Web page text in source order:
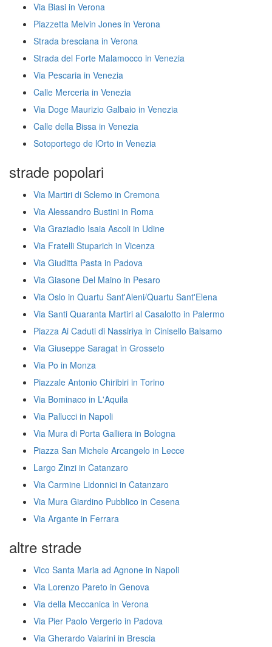
Via Biasi in Verona
Piazzetta Melvin Jones in Verona
Strada bresciana in Verona
Strada del Forte Malamocco in Venezia
Via Pescaria in Venezia
Calle Merceria in Venezia
Via Doge Maurizio Galbaio in Venezia
Calle della Bissa in Venezia
Sotoportego de lOrto in Venezia
strade popolari
Via Martiri di Sclemo in Cremona
Via Alessandro Bustini in Roma
Via Graziadio Isaia Ascoli in Udine
Via Fratelli Stuparich in Vicenza
Via Giuditta Pasta in Padova
Via Giasone Del Maino in Pesaro
Via Oslo in Quartu Sant'Aleni/Quartu Sant'Elena
Via Santi Quaranta Martiri al Casalotto in Palermo
Piazza Ai Caduti di Nassiriya in Cinisello Balsamo
Via Giuseppe Saragat in Grosseto
Via Po in Monza
Piazzale Antonio Chiribiri in Torino
Via Bominaco in L'Aquila
Via Pallucci in Napoli
Via Mura di Porta Galliera in Bologna
Piazza San Michele Arcangelo in Lecce
Largo Zinzi in Catanzaro
Via Carmine Lidonnici in Catanzaro
Via Mura Giardino Pubblico in Cesena
Via Argante in Ferrara
altre strade
Vico Santa Maria ad Agnone in Napoli
Via Lorenzo Pareto in Genova
Via della Meccanica in Verona
Via Pier Paolo Vergerio in Padova
Via Gherardo Vaiarini in Brescia